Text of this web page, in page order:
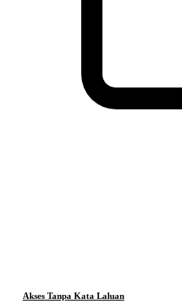
Akses Tanpa Kata Laluan